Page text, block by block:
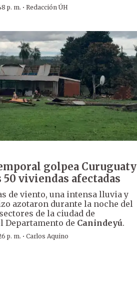
p. m. · Redacción ÚH
golpea Curuguaty
50 viviendas afectadas
de viento, una intensa lluvia y
azotaron durante la noche del
de la ciudad de
Departamento de Canindeyú.
p. m. · Carlos Aquino